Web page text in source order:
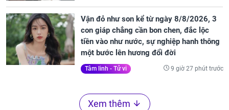
Vận đỏ như son kể từ ngày 8/8/2026, 3
con giáp chẳng cần bon chen, đắc lộc
tiền vào như nước, sự nghiệp hanh thông
một bước lên hương đổi đời
Tâm linh - Tử vi 9 giờ 27 phút trước
Xem thêm